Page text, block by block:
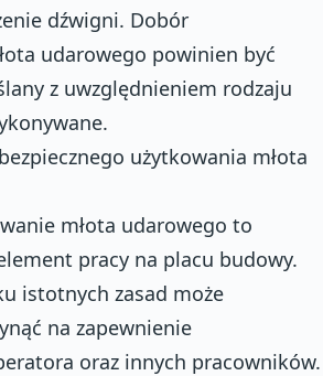
dźwigni. Dobór
udarowego powinien być
z uwzględnieniem rodzaju
użytkowania młota
młota udarowego to
pracy na placu budowy.
istotnych zasad może
na zapewnienie
oraz innych pracowników.